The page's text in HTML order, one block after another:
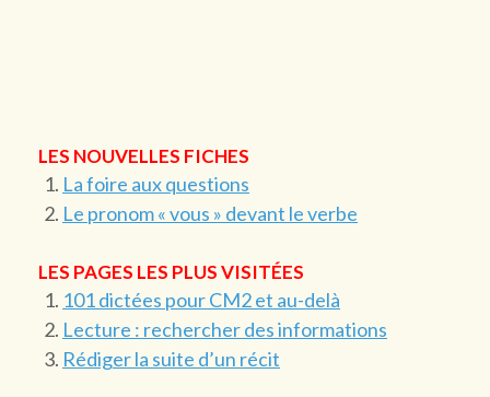
LES NOUVELLES FICHES
La foire aux questions
Le pronom « vous » devant le verbe
LES PAGES LES PLUS VISITÉES
101 dictées pour CM2 et au-delà
Lecture : rechercher des informations
Rédiger la suite d’un récit